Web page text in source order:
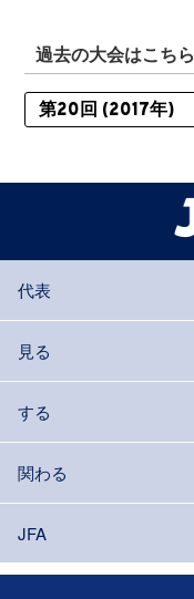
過去の大会はこちら
代表
見る
する
関わる
JFA